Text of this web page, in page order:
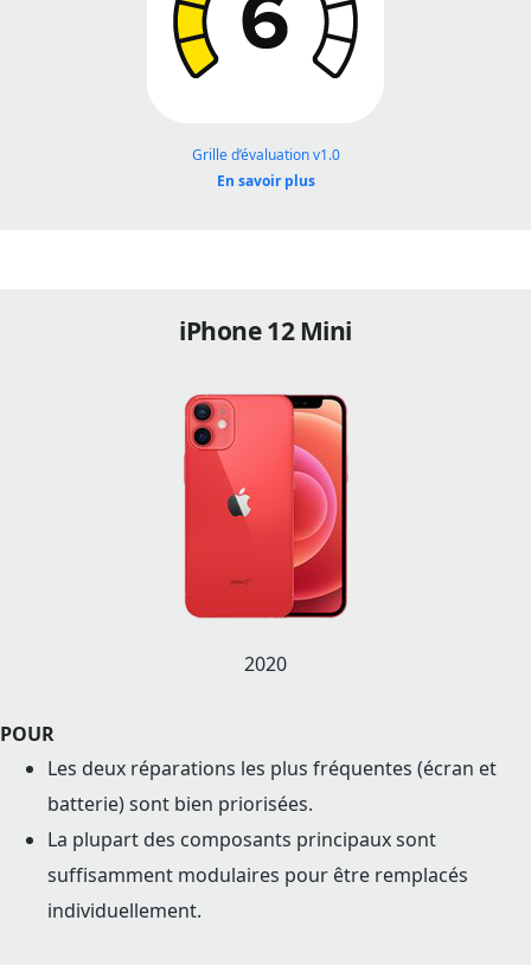
Grille d’évaluation v1.0
En savoir plus
iPhone 12 Mini
2020
POUR
Les deux réparations les plus fréquentes (écran et
batterie) sont bien priorisées.
La plupart des composants principaux sont
suffisamment modulaires pour être remplacés
individuellement.